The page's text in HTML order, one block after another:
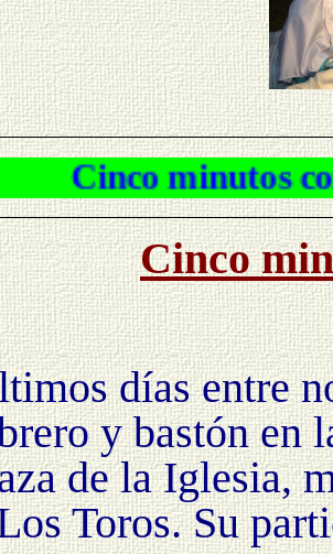
minutos con Mario
Cinco
días entre
y bastón en
dela Iglesia,
Toros. Su